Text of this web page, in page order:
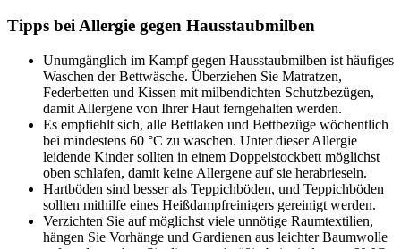
Tipps bei Allergie gegen Hausstaubmilben
Unumgänglich im Kampf gegen Hausstaubmilben ist häufiges
Waschen der Bettwäsche. Überziehen Sie Matratzen,
Federbetten und Kissen mit milbendichten Schutzbezügen,
damit Allergene von Ihrer Haut ferngehalten werden.
Es empfiehlt sich, alle Bettlaken und Bettbezüge wöchentlich
bei mindestens 60 °C zu waschen. Unter dieser Allergie
leidende Kinder sollten in einem Doppelstockbett möglichst
oben schlafen, damit keine Allergene auf sie herabrieseln.
Hartböden sind besser als Teppichböden, und Teppichböden
sollten mithilfe eines Heißdampfreinigers gereinigt werden.
Verzichten Sie auf möglichst viele unnötige Raumtextilien,
hängen Sie Vorhänge und Gardienen aus leichter Baumwolle